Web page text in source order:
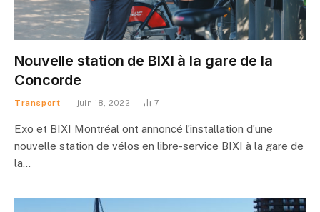
Nouvelle station de BIXI à la gare de la
Concorde
Transport juin 18, 2022 7
Exo et BIXI Montréal ont annoncé l’installation d’une
nouvelle station de vélos en libre-service BIXI à la gare de
la…